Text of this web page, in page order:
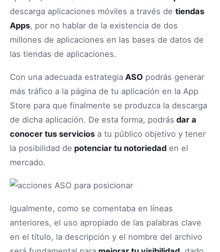
descarga aplicaciones móviles a través de tiendas
Apps, por no hablar de la existencia de dos
millones de aplicaciones en las bases de datos de
las tiendas de aplicaciones.
Con una adecuada estrategia ASO podrás generar
más tráfico a la página de tu aplicación en la App
Store para que finalmente se produzca la descarga
de dicha aplicación. De esta forma, podrás dar a
conocer tus servicios a tu público objetivo y tener
la posibilidad de potenciar tu notoriedad en el
mercado.
Igualmente, como se comentaba en líneas
anteriores, el uso apropiado de las palabras clave
en el título, la descripción y el nombre del archivo